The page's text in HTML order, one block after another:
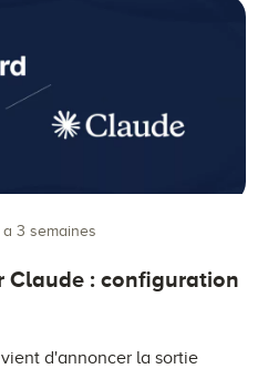
3 semaines
Claude : configuration
d'annoncer la sortie